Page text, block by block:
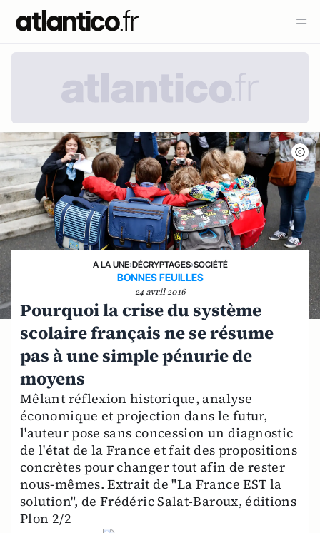
A LA UNE›DÉCRYPTAGES›SOCIÉTÉ
BONNES FEUILLES
24 avril 2016
Pourquoi la crise du système
scolaire français ne se résume
pas à une simple pénurie de
moyens
Mêlant réflexion historique, analyse
économique et projection dans le futur,
l'auteur pose sans concession un diagnostic
de l'état de la France et fait des propositions
concrètes pour changer tout afin de rester
nous-mêmes. Extrait de "La France EST la
solution", de Frédéric Salat-Baroux, éditions
Plon 2/2